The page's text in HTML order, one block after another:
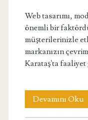
Web tasarımı,
önemli bir
müşterilerinizle
markanızın
Karataş'ta faaliyet
Devamını Oku